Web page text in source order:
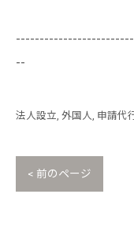
--
法人設立 外国人 申請代
< 前のページ